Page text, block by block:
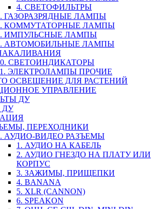
4. СВЕТОФИЛЬТРЫ
ГАЗОРАЗРЯДНЫЕ ЛАМПЫ
КОММУТАТОРНЫЕ ЛАМПЫ
ИМПУЛЬСНЫЕ ЛАМПЫ
АВТОМОБИЛЬНЫЕ ЛАМПЫ
СВЕТОИНДИКАТОРЫ
ЭЛЕКТРОЛАМПЫ ПРОЧИЕ
ОСВЕЩЕНИЕ ДЛЯ РАСТЕНИЙ
УПРАВЛЕНИЕ
ДУ
ДУ
ПЕРЕХОДНИКИ
АУДИО-ВИДЕО РАЗЪЕМЫ
1. АУДИО НА КАБЕЛЬ
2. АУДИО ГНЕЗДО НА ПЛАТУ ИЛИ
КОРПУС
3. ЗАЖИМЫ, ПРИЩЕПКИ
4. BANANA
5. XLR (CANNON)
6. SPEAKON